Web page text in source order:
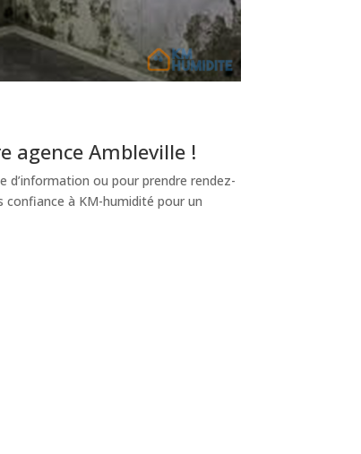
agence Ambleville !
d’information ou pour prendre rendez-
à KM-humidité pour un